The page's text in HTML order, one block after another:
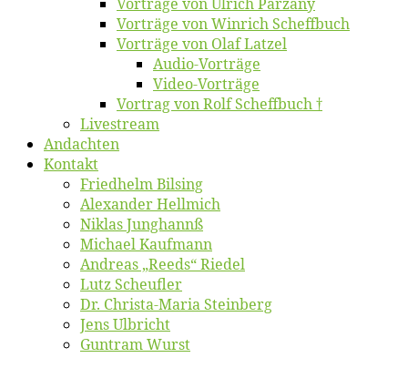
Vor­trä­ge von Win­rich Scheffbuch
Vor­trä­ge von Olaf Latzel
Au­dio-Vor­trä­ge
Vi­deo-Vor­trä­ge
Vor­trag von Rolf Scheffbuch †
Live­stream
An­dach­ten
Kon­takt
Fried­helm Bilsing
Alex­an­der Hellmich
Ni­klas Junghannß
Mi­cha­el Kaufmann
An­dre­as „Reeds“ Riedel
Lutz Scheuf­ler
Dr. Chris­­ta-Ma­ria Steinberg
Jens Ulb­richt
Gun­tram Wurst